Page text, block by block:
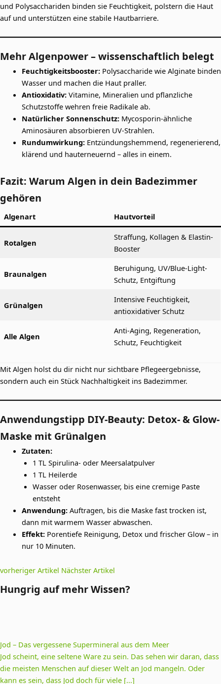
und Polysacchariden binden sie Feuchtigkeit, polstern die Haut
auf und unterstützen eine stabile Hautbarriere.
Mehr Algenpower – wissenschaftlich belegt
Feuchtigkeitsbooster:Polysaccharide wie Alginate binden
Wasser und machen die Haut praller.
Antioxidativ:Vitamine, Mineralien und pflanzliche
Schutzstoffe wehren freie Radikale ab.
Natürlicher Sonnenschutz:Mycosporin-ähnliche
Aminosäuren absorbieren UV-Strahlen.
Rundumwirkung:Entzündungshemmend, regenerierend,
klärend und hauterneuernd – alles in einem.
Fazit: Warum Algen in dein Badezimmer
gehören
Algenart Hautvorteil
Rotalgen
Straffung, Kollagen & Elastin-
Booster
Braunalgen
Beruhigung, UV/Blue-Light-
Schutz, Entgiftung
Grünalgen
Intensive Feuchtigkeit,
antioxidativer Schutz
Alle Algen
Anti-Aging, Regeneration,
Schutz, Feuchtigkeit
Mit Algen holst du dir nicht nur sichtbare Pflegeergebnisse,
sondern auch ein Stück Nachhaltigkeit ins Badezimmer.
Anwendungstipp DIY-Beauty: Detox- & Glow-
Maske mit Grünalgen
Zutaten:
1 TL Spirulina- oder Meersalatpulver
1 TL Heilerde
Wasser oder Rosenwasser, bis eine cremige Paste
entsteht
Anwendung:Auftragen, bis die Maske fast trocken ist,
dann mit warmem Wasser abwaschen.
Effekt:Porentiefe Reinigung, Detox und frischer Glow – in
nur 10 Minuten.
vorheriger Artikel Nächster Artikel
Hungrig auf mehr Wissen?
Jod – Das vergessene Supermineral aus dem Meer
Jod scheint, eine seltene Ware zu sein. Das sehen wir daran, dass
die meisten Menschen auf dieser Welt an Jod mangeln. Oder
kann es sein, dass Jod doch für viele [...]